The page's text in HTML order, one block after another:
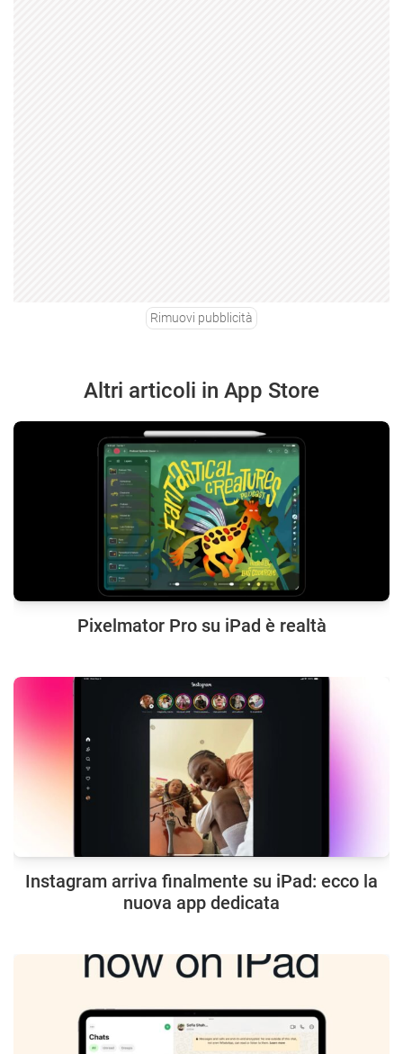
Rimuovi pubblicità
Altri articoli in App Store
Pixelmator Pro su iPad è realtà
Instagram arriva finalmente su iPad: ecco la
nuova app dedicata